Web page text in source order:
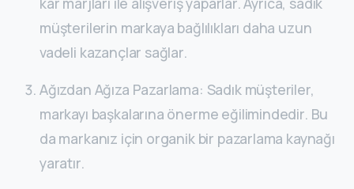
müşterilerin markaya bağlılıkları daha uzun
vadeli kazançlar sağlar.
Ağızdan Ağıza Pazarlama: Sadık müşteriler,
markayı başkalarına önerme eğilimindedir. Bu
da markanız için organik bir pazarlama kaynağı
yaratır.